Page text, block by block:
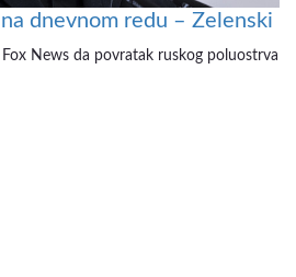
dnevnom redu – Zelenski
News da povratak ruskog poluostrva